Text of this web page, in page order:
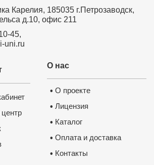
Карелия, 185035 г.Петрозаводск,
д.10, офис 211
45,
uni.ru
О нас
• О проекте
• Лицензия
• Каталог
• Оплата и доставка
• Контакты